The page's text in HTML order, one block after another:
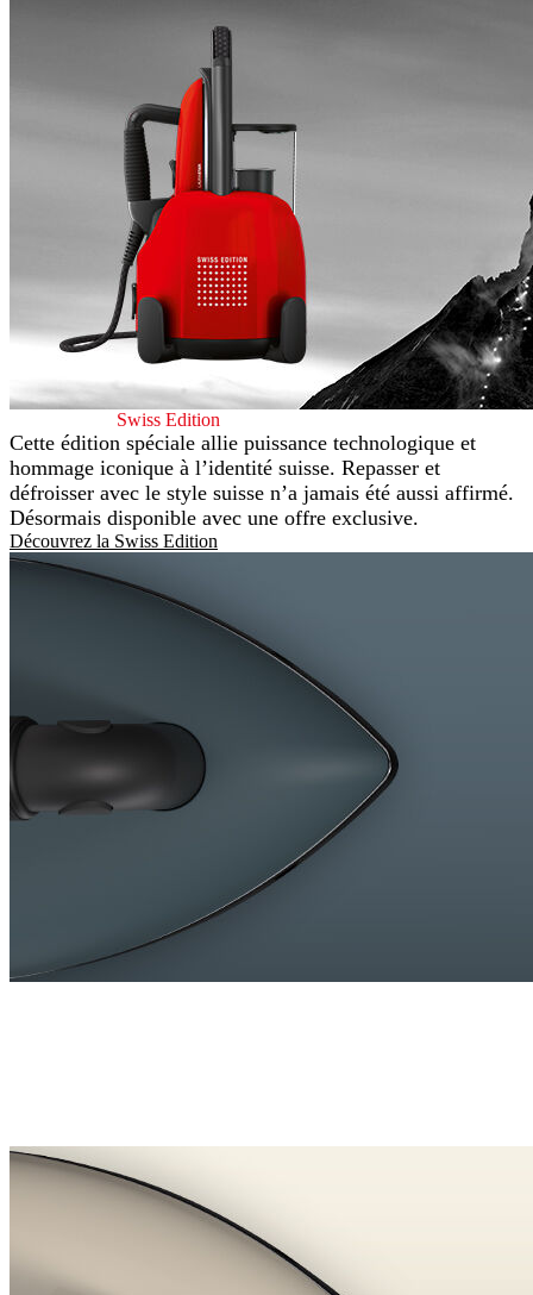
Swiss Edition
Cette édition spéciale allie puissance technologique et
hommage iconique à l’identité suisse. Repasser et
défroisser avec le style suisse n’a jamais été aussi affirmé.
Désormais disponible avec une offre exclusive.
Découvrez la Swiss Edition